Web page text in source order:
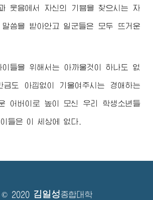
웃음에서 자신의 기쁨을 찾으시는 자
씀을 받아안고 일군들은 모두 뜨거운
들을 위해서는 아까울것이 하나도 없
금도 아낌없이 기울여주시는 경애하는
어버이 로 높이 모신 우리 학생소년들
들은 이 세상에 없다.
© 2020 김일성종합대학